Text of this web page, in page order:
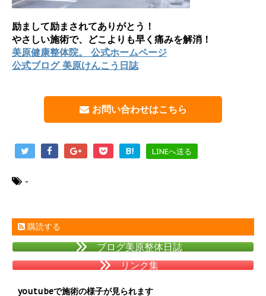
励まして励まされてありがとう！
やさしい施術で、どこよりも早く痛みを解消！
美原健康整体院。 公式ホームページ
公式ブログ 美原けんこう日誌
お問い合わせはこちら
B! LINEへ送る
-
購読する
ブログ美原整体日誌
リンク集
youtubeで施術の様子が見られます